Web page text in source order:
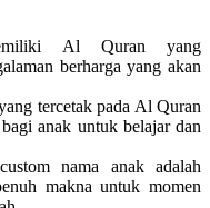
Al Quran yang
berharga yang akan
tercetak pada Al Quran
anak untuk belajar dan
nama anak adalah
makna untuk momen